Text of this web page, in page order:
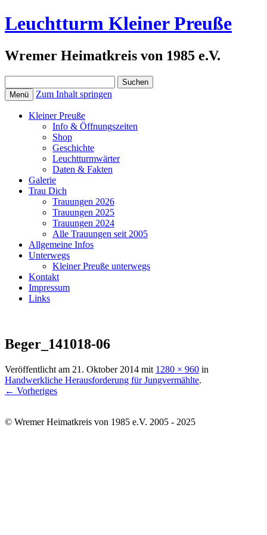
Leuchtturm Kleiner Preuße
Wremer Heimatkreis von 1985 e.V.
nach:
Menü Zum Inhalt springen
Kleiner Preuße
Info & Öffnungszeiten
Shop
Geschichte
Leuchtturmwärter
Daten & Fakten
Galerie
Trau Dich
Trauungen 2026
Trauungen 2025
Trauungen 2024
Alle Trauungen seit 2005
Allgemeine Infos
Unterwegs
Kleiner Preuße unterwegs
Kontakt
Impressum
Links
Beger_141018-06
Veröffentlicht am 21. Oktober 2014 mit 1280 × 960 in
Handwerkliche Herausforderung für Jungvermählte.
← Vorheriges
© Wremer Heimatkreis von 1985 e.V. 2005 - 2025